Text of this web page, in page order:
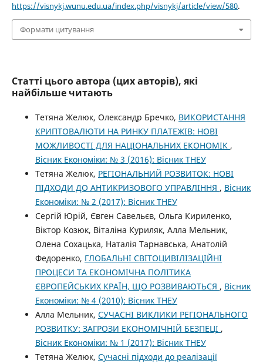
https://visnykj.wunu.edu.ua/index.php/visnykj/article/view/580.
Формати цитування
Статті цього автора (цих авторів), які
найбільше читають
Тетяна Желюк, Олександр Бречко, ВИКОРИСТАННЯ
КРИПТОВАЛЮТИ НА РИНКУ ПЛАТЕЖІВ: НОВІ
МОЖЛИВОСТІ ДЛЯ НАЦІОНАЛЬНИХ ЕКОНОМІК ,
Вісник Економіки: № 3 (2016): Вісник ТНЕУ
Тетяна Желюк, РЕГІОНАЛЬНИЙ РОЗВИТОК: НОВІ
ПІДХОДИ ДО АНТИКРИЗОВОГО УПРАВЛІННЯ , Вісник
Економіки: № 2 (2017): Вісник ТНЕУ
Сергій Юрій, Євген Савельєв, Ольга Кириленко,
Віктор Козюк, Віталіна Куриляк, Алла Мельник,
Олена Сохацька, Наталія Тарнавська, Анатолій
Федоренко, ГЛОБАЛЬНІ СВІТОЦИВІЛІЗАЦІЙНІ
ПРОЦЕСИ ТА ЕКОНОМІЧНА ПОЛІТИКА
ЄВРОПЕЙСЬКИХ КРАЇН, ЩО РОЗВИВАЮТЬСЯ , Вісник
Економіки: № 4 (2010): Вісник ТНЕУ
Алла Мельник, СУЧАСНІ ВИКЛИКИ РЕГІОНАЛЬНОГО
РОЗВИТКУ: ЗАГРОЗИ ЕКОНОМІЧНІЙ БЕЗПЕЦІ ,
Вісник Економіки: № 1 (2017): Вісник ТНЕУ
Тетяна Желюк, Сучасні підходи до реалізації